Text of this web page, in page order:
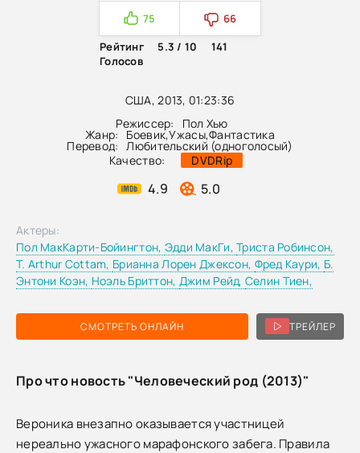
США, 2013, 01:23:36
Режиссер:
Пол Хью
Жанр: Боевик,Ужасы,Фантастика
Перевод:
Любительский (одноголосый)
Качество:
DVDRip
4.9 5.0
75
66
Рейтинг
5.3 / 10
141
Голосов
СМОТРЕТЬ ОНЛАЙН ТРЕЙЛЕР
Актеры:
Пол МакКарти-Бойингтон, Эдди МакГи,Триста Робинсон,
T. Arthur Cottam, Брианна Лорен Джексон, Фред Каури, Б.
Энтони Коэн, Ноэль Бриттон, Джим Рейд, Селин Тиен,
Про что новость "Человеческий род (2013)"
Вероника внезапно оказывается участницей
нереально ужасного марафонского забега. Правила